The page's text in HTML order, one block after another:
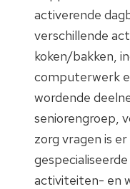
activerende
verschillende
koken/bakken,
computerwerk
wordende
seniorengroep,
zorg vragen is
activiteiten- en